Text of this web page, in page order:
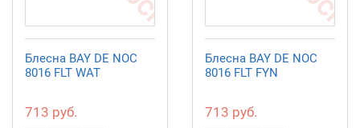
Блесна BAY DE NOC
8016 FLT WAT
713 руб.
Блесна BAY DE NOC
8016 FLT FYN
713 руб.